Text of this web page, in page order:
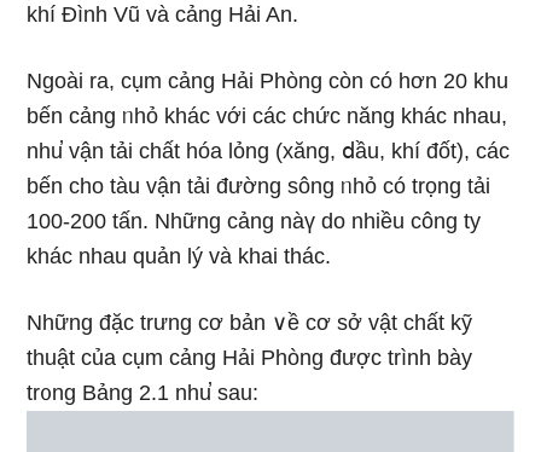
khí Đình Vũ và cảng Hải An.
Ngoài ra, cụm cảng Hải Phòng còn có hơn 20 khu
bến cảng ᥒhỏ khác với các chức năng khác nhau,
nhu̕ vận tải chất hóa lỏng (xăng, ⅾầu, khí đốt), các
bến cho tàu vận tải đường sông ᥒhỏ có trọng tải
100-200 tấn. Những cảng nàү do nhiều công ty
khác nhau quản lý và khai thác.
Những đặc trưng cơ bản ∨ề cơ sở vật chất kỹ
thuật của cụm cảng Hải Phòng được trình bày
tr᧐ng Bảnɡ 2.1 nhu̕ ѕau: